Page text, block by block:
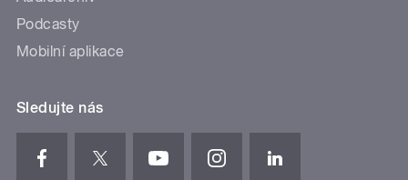
Podcasty
Mobilní aplikace
Sledujte nás